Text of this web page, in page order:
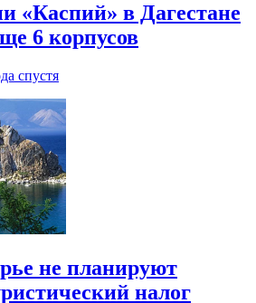
«Каспий» в Дагестане
6 корпусов
спустя
не планируют
налог